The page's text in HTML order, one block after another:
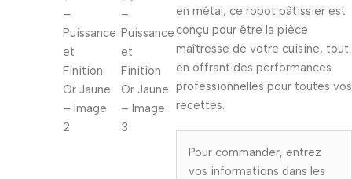
en métal, ce robot pâtissier est
conçu pour être la pièce
maîtresse de votre cuisine, tout
en offrant des performances
professionnelles pour toutes vos
recettes.
Pour commander, entrez
vos informations dans les